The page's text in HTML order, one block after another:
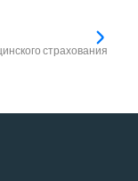
страхования